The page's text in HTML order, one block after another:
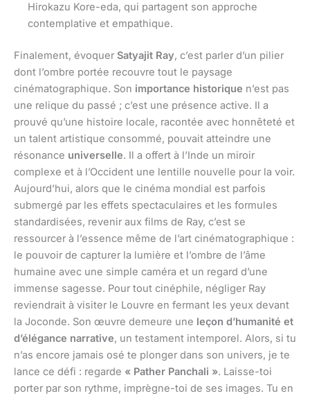
Hirokazu Kore-eda, qui partagent son approche
contemplative et empathique.
Finalement, évoquer Satyajit Ray, c’est parler d’un pilier
dont l’ombre portée recouvre tout le paysage
cinématographique. Son importance historique n’est pas
une relique du passé ; c’est une présence active. Il a
prouvé qu’une histoire locale, racontée avec honnêteté et
un talent artistique consommé, pouvait atteindre une
résonance universelle. Il a offert à l’Inde un miroir
complexe et à l’Occident une lentille nouvelle pour la voir.
Aujourd’hui, alors que le cinéma mondial est parfois
submergé par les effets spectaculaires et les formules
standardisées, revenir aux films de Ray, c’est se
ressourcer à l’essence même de l’art cinématographique :
le pouvoir de capturer la lumière et l’ombre de l’âme
humaine avec une simple caméra et un regard d’une
immense sagesse. Pour tout cinéphile, négliger Ray
reviendrait à visiter le Louvre en fermant les yeux devant
la Joconde. Son œuvre demeure une leçon d’humanité et
d’élégance narrative, un testament intemporel. Alors, si tu
n’as encore jamais osé te plonger dans son univers, je te
lance ce défi : regarde « Pather Panchali ». Laisse-toi
porter par son rythme, imprègne-toi de ses images. Tu en